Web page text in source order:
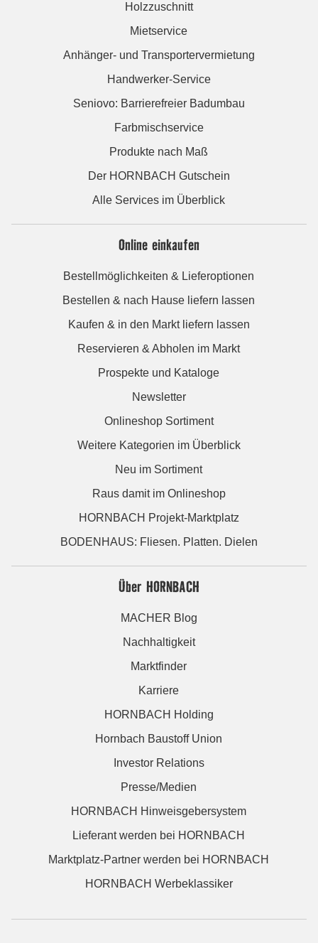
Holzzuschnitt
Mietservice
Anhänger- und Transportervermietung
Handwerker-Service
Seniovo: Barrierefreier Badumbau
Farbmischservice
Produkte nach Maß
Der HORNBACH Gutschein
Alle Services im Überblick
Online einkaufen
Bestellmöglichkeiten & Lieferoptionen
Bestellen & nach Hause liefern lassen
Kaufen & in den Markt liefern lassen
Reservieren & Abholen im Markt
Prospekte und Kataloge
Newsletter
Onlineshop Sortiment
Weitere Kategorien im Überblick
Neu im Sortiment
Raus damit im Onlineshop
HORNBACH Projekt-Marktplatz
BODENHAUS: Fliesen. Platten. Dielen
Über HORNBACH
MACHER Blog
Nachhaltigkeit
Marktfinder
Karriere
HORNBACH Holding
Hornbach Baustoff Union
Investor Relations
Presse/Medien
HORNBACH Hinweisgebersystem
Lieferant werden bei HORNBACH
Marktplatz-Partner werden bei HORNBACH
HORNBACH Werbeklassiker